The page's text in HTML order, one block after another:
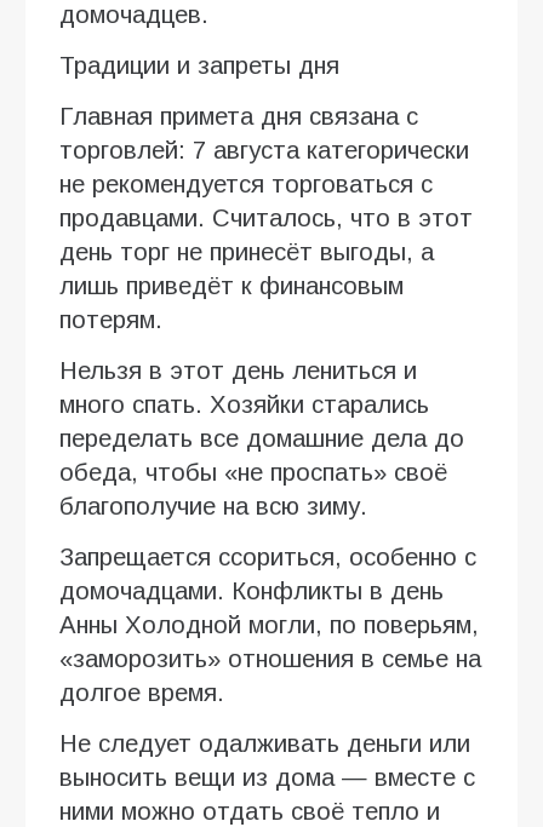
домочадцев.
Традиции и запреты дня
Главная примета дня связана с
торговлей: 7 августа категорически
не рекомендуется торговаться с
продавцами. Считалось, что в этот
день торг не принесёт выгоды, а
лишь приведёт к финансовым
потерям.
Нельзя в этот день лениться и
много спать. Хозяйки старались
переделать все домашние дела до
обеда, чтобы «не проспать» своё
благополучие на всю зиму.
Запрещается ссориться, особенно с
домочадцами. Конфликты в день
Анны Холодной могли, по поверьям,
«заморозить» отношения в семье на
долгое время.
Не следует одалживать деньги или
выносить вещи из дома — вместе с
ними можно отдать своё тепло и